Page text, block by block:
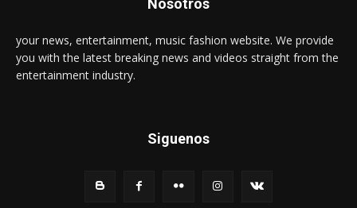
Nosotros
your news, entertainment, music fashion website. We provide
you with the latest breaking news and videos straight from the
entertainment industry.
Siguenos